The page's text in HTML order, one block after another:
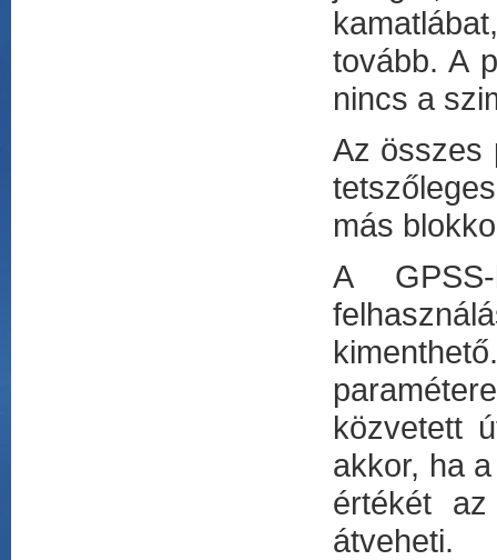
tovább. A
nincs a
Az összes
más
A
közvetett
akkor, ha
értékét
átveheti.